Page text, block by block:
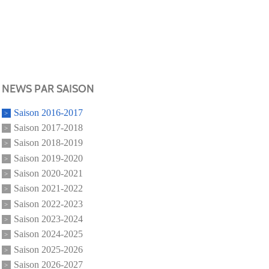
NEWS PAR SAISON
Saison 2016-2017
Saison 2017-2018
Saison 2018-2019
Saison 2019-2020
Saison 2020-2021
Saison 2021-2022
Saison 2022-2023
Saison 2023-2024
Saison 2024-2025
Saison 2025-2026
Saison 2026-2027